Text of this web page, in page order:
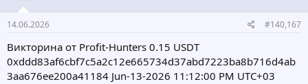
14.06.2026 #140,167
Викторина от Profit-Hunters 0.15 USDT
0xddd83af6cbf7c5a2c12e665734d37abd7223ba8b716d4ab
3aa676ee200a41184 Jun-13-2026 11:12:00 PM UTC+03